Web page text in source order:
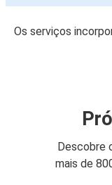
Os serviços
Descobre
mais de